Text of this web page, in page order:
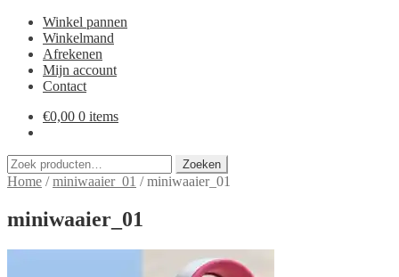
Winkel pannen
Winkelmand
Afrekenen
Mijn account
Contact
€0,00 0 items
Zoeken
naar:
Zoeken
Home /miniwaaier_01 /miniwaaier_01
miniwaaier_01